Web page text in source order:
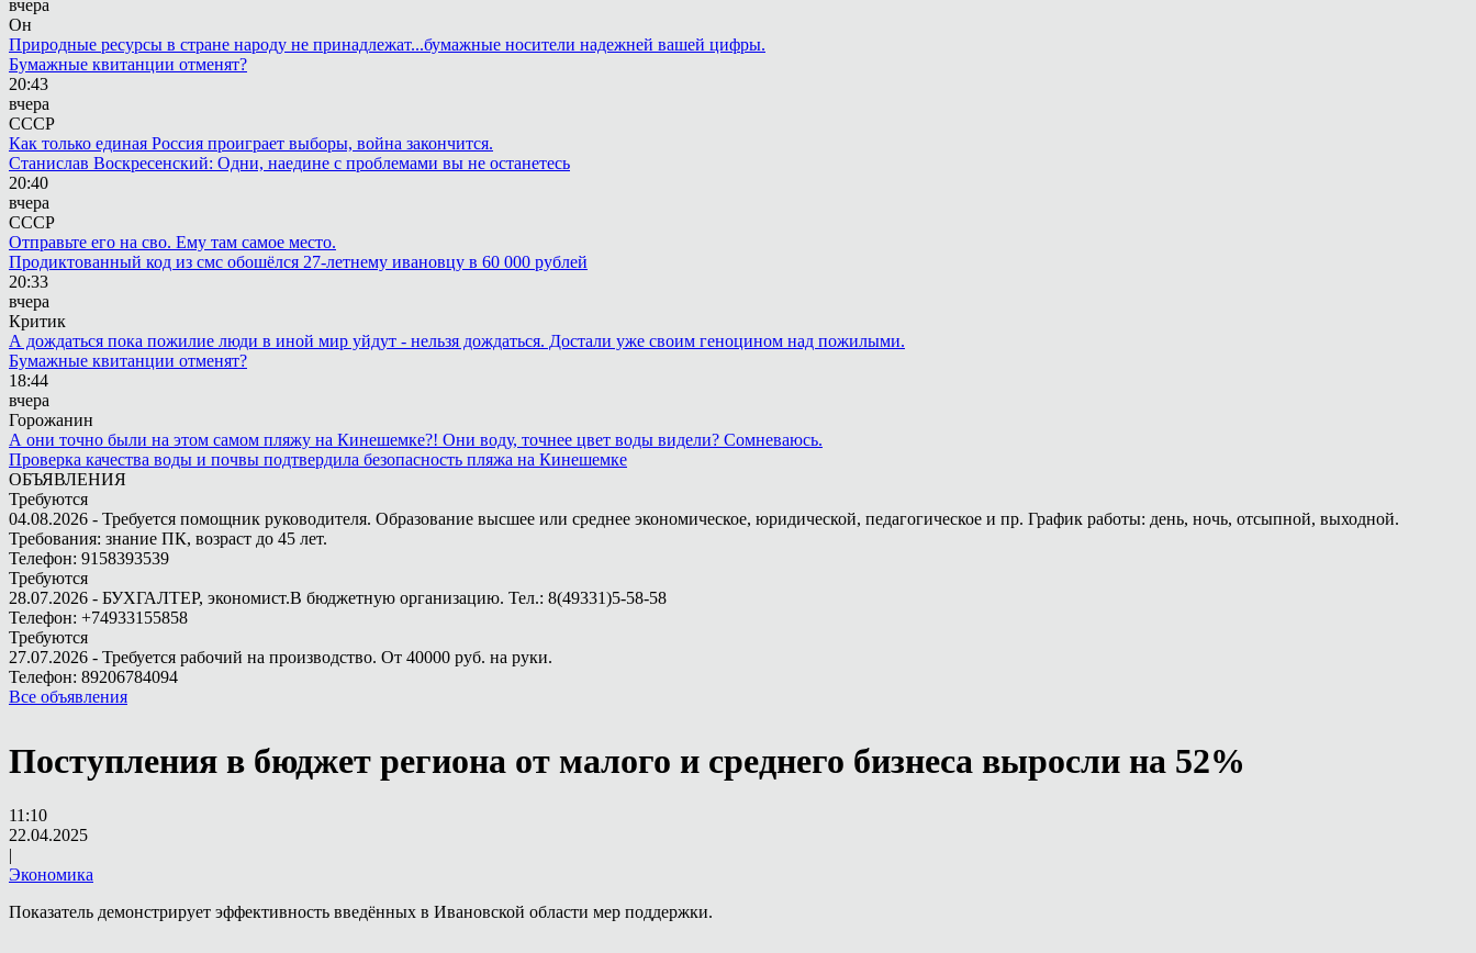
вчера
Он
Природные ресурсы в стране народу не принадлежат...бумажные носители надежней вашей цифры.
Бумажные квитанции отменят?
20:43
вчера
СССР
Как только единая Россия проиграет выборы, война закончится.
Станислав Воскресенский: Одни, наедине с проблемами вы не останетесь
20:40
вчера
СССР
Отправьте его на сво. Ему там самое место.
Продиктованный код из смс обошёлся 27-летнему ивановцу в 60 000 рублей
20:33
вчера
Критик
А дождаться пока пожилие люди в иной мир уйдут - нельзя дождаться. Достали уже своим геноцином над пожилыми.
Бумажные квитанции отменят?
18:44
вчера
Горожанин
А они точно были на этом самом пляжу на Кинешемке?! Они воду, точнее цвет воды видели? Сомневаюсь.
Проверка качества воды и почвы подтвердила безопасность пляжа на Кинешемке
ОБЪЯВЛЕНИЯ
Требуются
04.08.2026 - Требуется помощник руководителя. Образование высшее или среднее экономическое, юридической, педагогическое и пр. График работы: день, ночь, отсыпной, выходной.
Требования: знание ПК, возраст до 45 лет.
Телефон: 9158393539
Требуются
28.07.2026 - БУХГАЛТЕР, экономист.В бюджетную организацию. Тел.: 8(49331)5-58-58
Телефон: +74933155858
Требуются
27.07.2026 - Требуется рабочий на производство. От 40000 руб. на руки.
Телефон: 89206784094
Все объявления
Поступления в бюджет региона от малого и среднего бизнеса выросли на 52%
11:10
22.04.2025
|
Экономика
Показатель демонстрирует эффективность введённых в Ивановской области мер поддержки.